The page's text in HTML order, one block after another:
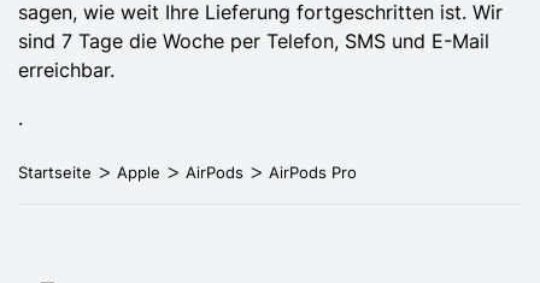
sagen, wie weit Ihre Lieferung fortgeschritten ist. Wir
sind 7 Tage die Woche per Telefon, SMS und E-Mail
erreichbar.
.
Startseite Apple AirPods AirPods Pro